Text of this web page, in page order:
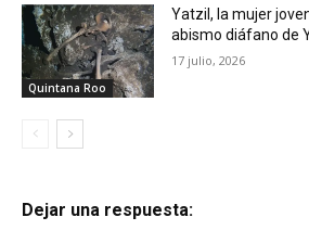
Quintana Roo
Yatzil, la mujer
abismo diáfano de
17 julio, 2026
Dejar una respuesta: